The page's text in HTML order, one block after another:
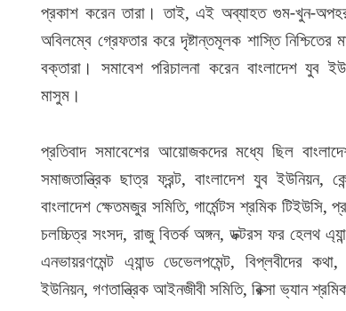
প্রকাশ করেন তারা। তাই, এই অব্যাহত গুম-খুন-
অবিলম্বে গ্রেফতার করে দৃষ্টান্তমূলক শাস্তি নিশ্চিতের
বক্তারা। সমাবেশ পরিচালনা করেন বাংলাদেশ যুব
মাসুম।
প্রতিবাদ সমাবেশের আয়োজকদের মধ্যে ছিল
সমাজতান্ত্রিক ছাত্র ফ্রন্ট, বাংলাদেশ যুব ইউনিয়ন,
বাংলাদেশ ক্ষেতমজুর সমিতি, গার্মেন্টস শ্রমিক
চলচ্চিত্র সংসদ, রাজু বিতর্ক অঙ্গন, ডক্টরস ফর হেলথ
এনভায়রণমেন্ট এ্যান্ড ডেভেলপমেন্ট, বিপ্লবীদের
ইউনিয়ন, গণতান্ত্রিক আইনজীবী সমিতি, রিক্সা ভ্যান